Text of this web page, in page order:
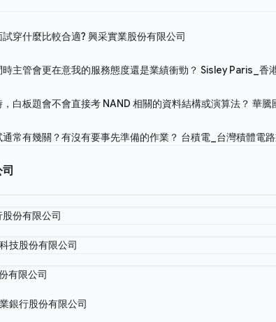
穿什麼比較合適? 興采實業股份有限公司
主管會更在意我的服務態度還是業績衝勁？ Sisley Paris_香
白板題會不會直接考 NAND 相關的資料結構或演算法？ 華騰
常有幾關？有沒有要事先準備的作業？ 台積電_台灣積體電
份有限公司
技股份有限公司
有限公司
銀行股份有限公司